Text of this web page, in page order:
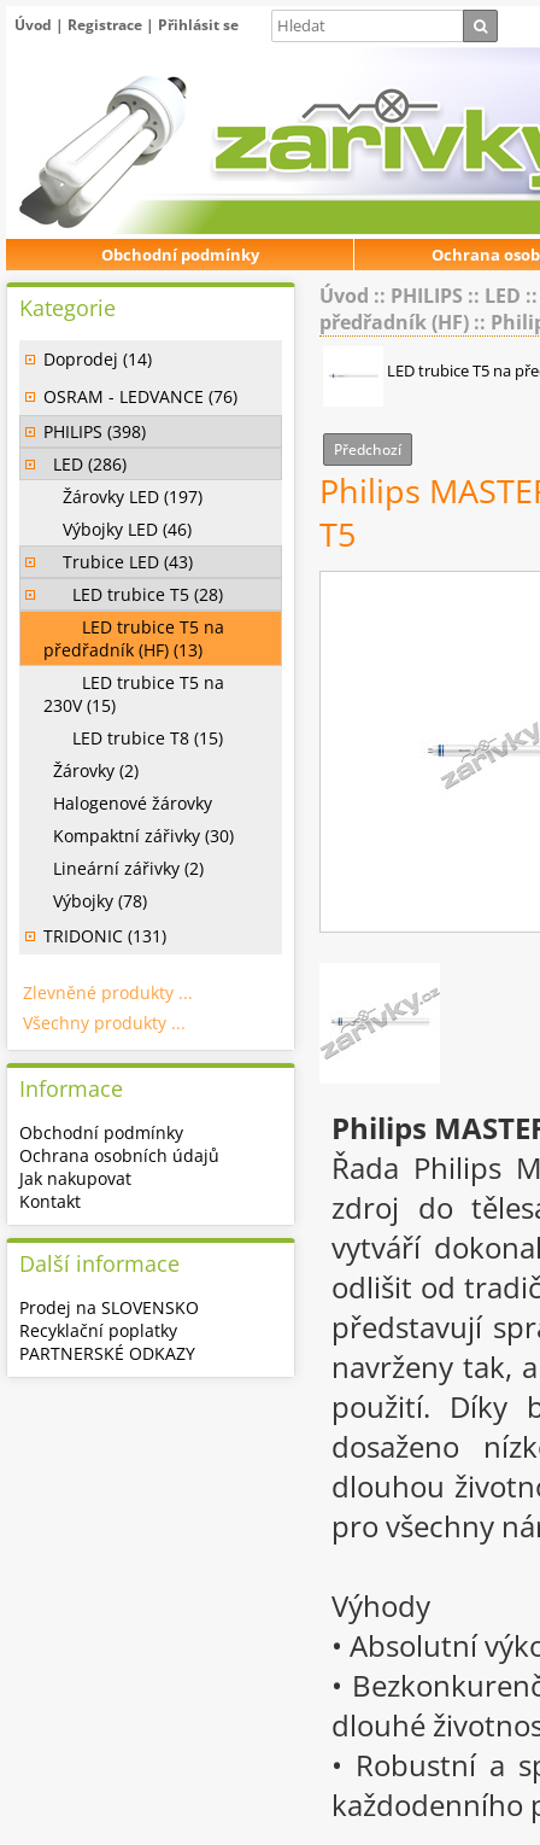
Úvod | Registrace | Přihlásit se
Obchodní podmínky Ochrana
Úvod :: PHILIPS :: LED
předřadník (HF) ::
LED trubice T5 na
Předchozí
Philips
T5
Philips
Řada Philips
zdroj do
vytváří
odlišit od
představují
navrženy tak,
použití. Díky
dosaženo
dlouhou
pro všechny
Výhody
• Absolutní
•
dlouhé
• Robustní a
každodenního
Kategorie
Doprodej (14)
OSRAM - LEDVANCE (76)
PHILIPS (398)
LED (286)
Žárovky LED (197)
Výbojky LED (46)
Trubice LED (43)
LED trubice T5 (28)
LED trubice T5 na
předřadník (HF) (13)
LED trubice T5 na
230V (15)
LED trubice T8 (15)
Žárovky (2)
Halogenové žárovky
Kompaktní zářivky (30)
Lineární zářivky (2)
Výbojky (78)
TRIDONIC (131)
Zlevněné produkty ...
Všechny produkty ...
Informace
Obchodní podmínky
Ochrana osobních údajů
Jak nakupovat
Kontakt
Další informace
Prodej na SLOVENSKO
Recyklační poplatky
PARTNERSKÉ ODKAZY